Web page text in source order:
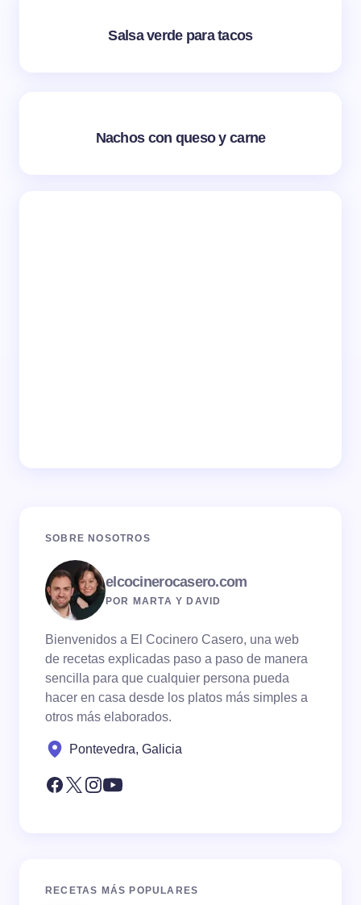
Salsa verde para tacos
Nachos con queso y carne
SOBRE NOSOTROS
elcocinerocasero.com
POR MARTA Y DAVID
Bienvenidos a El Cocinero Casero, una web
de recetas explicadas paso a paso de manera
sencilla para que cualquier persona pueda
hacer en casa desde los platos más simples a
otros más elaborados.
Pontevedra, Galicia
RECETAS MÁS POPULARES